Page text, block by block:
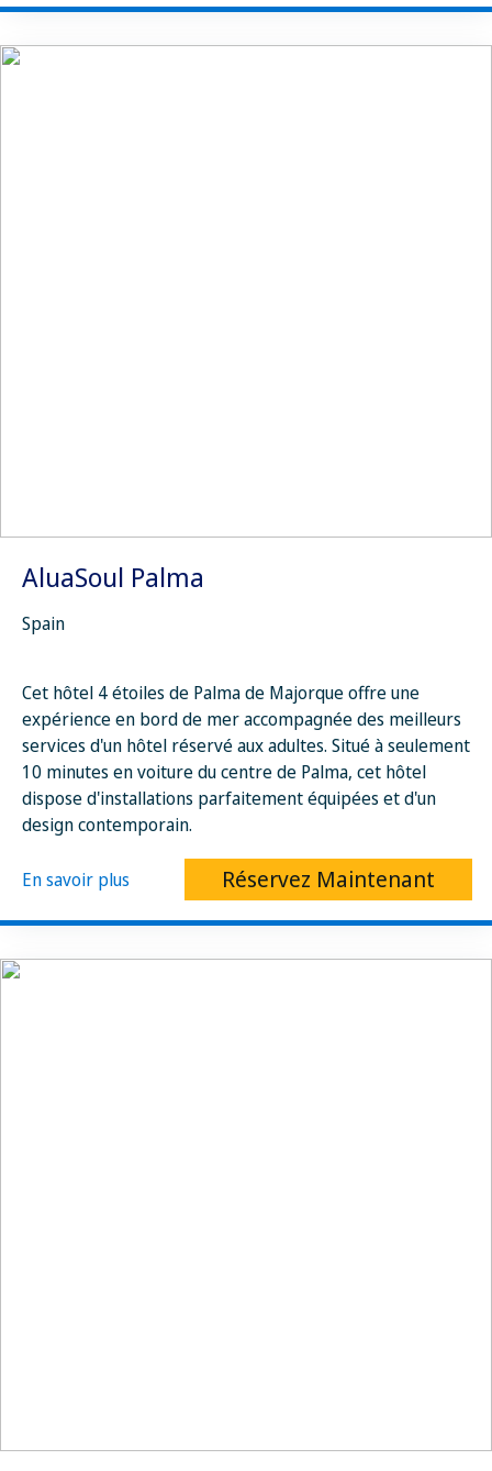
AluaSoul Palma
Spain
Cet hôtel 4 étoiles de Palma de Majorque offre une
expérience en bord de mer accompagnée des meilleurs
services d'un hôtel réservé aux adultes. Situé à seulement
10 minutes en voiture du centre de Palma, cet hôtel
dispose d'installations parfaitement équipées et d'un
design contemporain.
En savoir plus Réservez Maintenant